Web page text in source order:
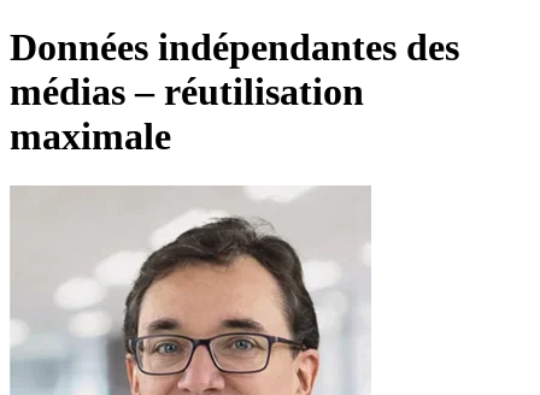
Données indépendantes des
médias – réutilisation
maximale